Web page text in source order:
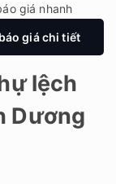
lệch
Dương
giá nhanh
giá chi tiết